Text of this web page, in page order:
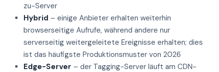
zu-Server
Hybrid – einige Anbieter erhalten weiterhin
browserseitige Aufrufe, während andere nur
serverseitig weitergeleitete Ereignisse erhalten; dies
ist das häufigste Produktionsmuster von 2026
Edge-Server – der Tagging-Server läuft am CDN-